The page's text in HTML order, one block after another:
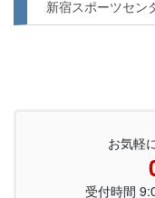
新宿スポーツセン
お気軽
受付時間